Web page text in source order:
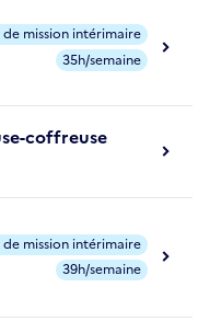
mission intérimaire
35h/semaine
coffreuse
mission intérimaire
39h/semaine